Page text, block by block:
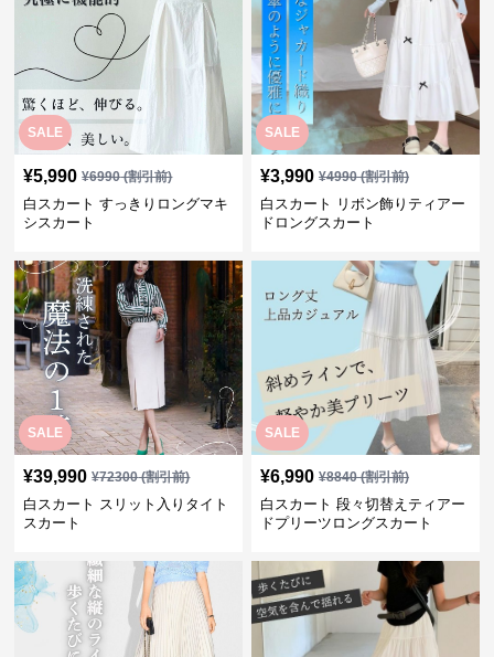
SALE
¥5,990 ¥6990(割引前)
白スカート すっきりロングマキ
シスカート
SALE
¥3,990 ¥4990(割引前)
白スカート リボン飾りティアー
ドロングスカート
SALE
¥39,990 ¥72300(割引前)
白スカート スリット入りタイト
スカート
SALE
¥6,990 ¥8840(割引前)
白スカート 段々切替えティアー
ドプリーツロングスカート